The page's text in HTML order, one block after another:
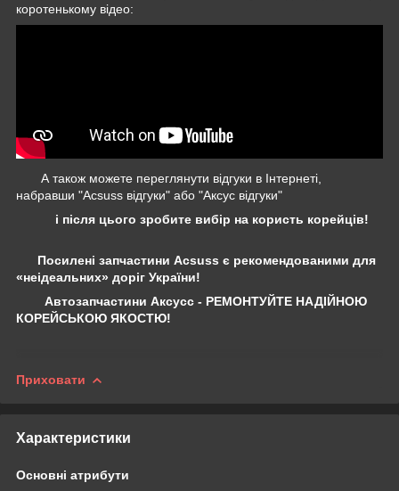
коротенькому відео:
А також можете переглянути відгуки в Інтернеті,
набравши "Acsuss відгуки" або "Аксус відгуки"
і після цього зробите вибір на користь корейців!
Посилені запчастини Acsuss є рекомендованими для
«неідеальних» доріг України!
Автозапчастини Аксусс - РЕМОНТУЙТЕ НАДІЙНОЮ
КОРЕЙСЬКОЮ ЯКОСТЮ!
Приховати
Характеристики
Основні атрибути